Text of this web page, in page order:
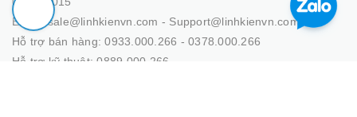
Email: sale@linhkienvn.com - Support@linhkienvn.com
Hỗ trợ bán hàng: 0933.000.266 - 0378.000.266
Hỗ trợ kỹ thuật: 0889.000.266